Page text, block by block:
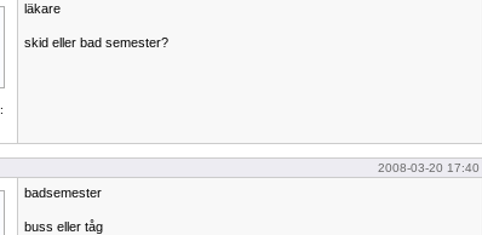
läkare
skid eller bad semester?
2008-03-20 17:40
badsemester
buss eller tåg